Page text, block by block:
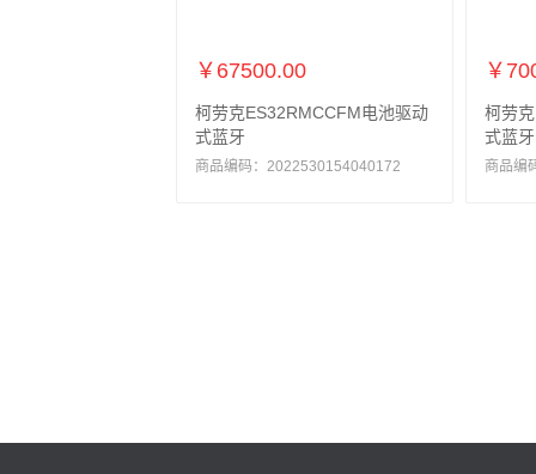
￥67500.00
柯劳克ES32RMCCFM电池驱动
式蓝牙
商品编码：2022530154040172
￥
柯劳
式蓝牙
商品编